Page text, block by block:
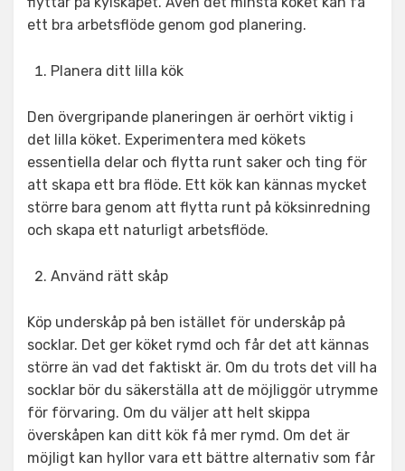
ett bra arbetsflöde genom god planering.
Planera ditt lilla kök
Den övergripande planeringen är oerhört viktig i
det lilla köket. Experimentera med kökets
essentiella delar och flytta runt saker och ting för
att skapa ett bra flöde. Ett kök kan kännas mycket
större bara genom att flytta runt på köksinredning
och skapa ett naturligt arbetsflöde.
Använd rätt skåp
Köp underskåp på ben istället för underskåp på
socklar. Det ger köket rymd och får det att kännas
större än vad det faktiskt är. Om du trots det vill ha
socklar bör du säkerställa att de möjliggör utrymme
för förvaring. Om du väljer att helt skippa
överskåpen kan ditt kök få mer rymd. Om det är
möjligt kan hyllor vara ett bättre alternativ som får